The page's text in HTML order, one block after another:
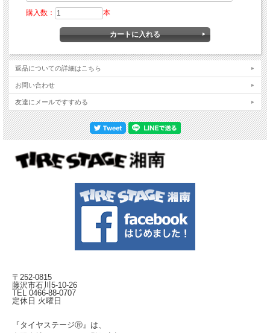
購入数： 本
返品についての詳細はこちら
お問い合わせ
友達にメールですすめる
〒252-0815
藤沢市石川5-10-26
TEL 0466-88-0707
定休日 火曜日
『タイヤステージⓇ』は、